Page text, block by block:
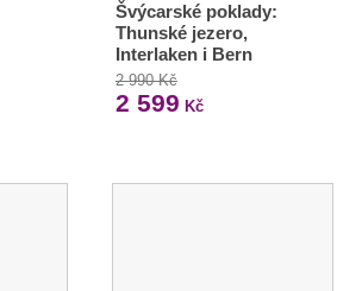
Švýcarské poklady:
Thunské jezero,
Interlaken i Bern
2 990 Kč
2 599 Kč